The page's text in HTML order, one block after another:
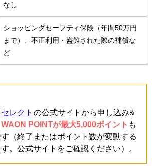
なし
ショッピングセーフティ保険（年間50万円
まで）、不正利用・盗難された際の補償な
ど
レクト の公式サイトから申し込み&
WAON POINTが最大5,000ポイント も
（終了またはポイント数が変動する
。公式サイトをご確認ください）。